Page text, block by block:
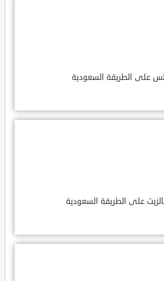
على الطريقة السعودية
على الطريقة السعودية